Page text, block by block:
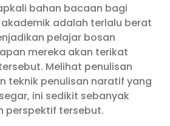
bahan bacaan bagi
adalah terlalu berat
pelajar bosan
mereka akan terikat
Melihat penulisan
teknik penulisan naratif yang
ini sedikit sebanyak
perspektif tersebut.